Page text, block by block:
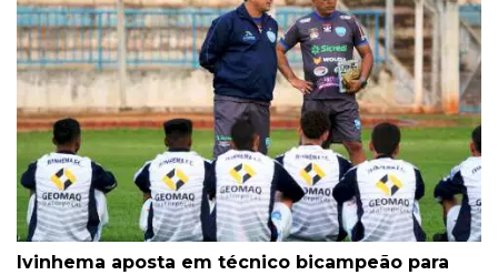
Ivinhema aposta em técnico bicampeão para